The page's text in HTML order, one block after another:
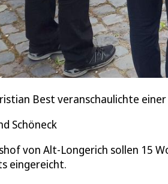
Best veranschaulichte
Schöneck
von Alt-Longerich sollen 15
eingereicht.